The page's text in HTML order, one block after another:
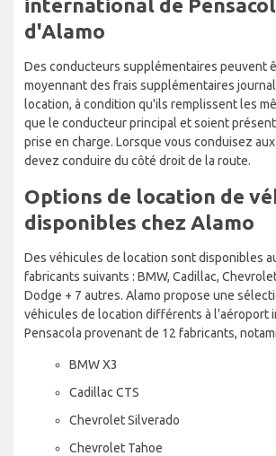
international de
d'Alamo
Des conducteurs supplémentaires peuvent
moyennant des frais supplémentaires
location, à condition qu'ils remplissent les
que le conducteur principal et soient
prise en charge. Lorsque vous conduisez
devez conduire du côté droit de la route.
Options de location de
disponibles chez Alamo
Des véhicules de location sont disponibles
fabricants suivants : BMW, Cadillac,
Dodge + 7 autres. Alamo propose une
véhicules de location différents à l'aéroport
Pensacola provenant de 12 fabricants,
BMW X3
Cadillac CTS
Chevrolet Silverado
Chevrolet Tahoe